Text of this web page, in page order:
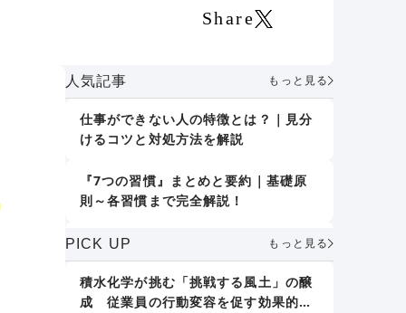
Share
人気記事 もっと見る
仕事ができない人の特徴とは？｜見分
けるコツと対処方法を解説
『7つの習慣』まとめと要約｜基礎原
則～各習慣まで完全解説！
誤りを指摘しない｜デール・カーネギ
ー『人を動かす』
人格形成に影響する7つの要素｜「大
PICK UP もっと見る
積水化学が挑む「挑戦する風土」の醸
成 従業員の行動変容を促す効果的な